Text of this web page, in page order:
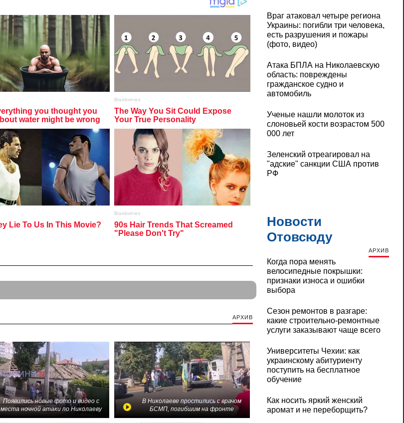
АРХИВ
Появились новые фото и видео с
места ночной атаки по Николаеву
В Николаеве простились с врачом
БСМП, погибшим на фронте
Враг атаковал четыре региона
Украины: погибли три человека,
есть разрушения и пожары
(фото, видео)
Атака БПЛА на Николаевскую
область: повреждены
гражданское судно и
автомобиль
Ученые нашли молоток из
слоновьей кости возрастом 500
000 лет
Зеленский отреагировал на
"адские" санкции США против
РФ
Новости
Отовсюду
АРХИВ
Когда пора менять
велосипедные покрышки:
признаки износа и ошибки
выбора
Сезон ремонтов в разгаре:
какие строительно-ремонтные
услуги заказывают чаще всего
Университеты Чехии: как
украинскому абитуриенту
поступить на бесплатное
обучение
Как носить яркий женский
аромат и не переборщить?